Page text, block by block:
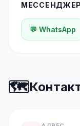
💬 WhatsApp
🗺️